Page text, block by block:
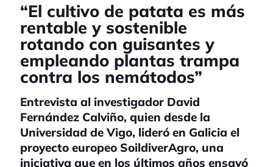
“El cultivo de patata es más
rentable y sostenible
rotando con guisantes y
empleando plantas trampa
contra los nemátodos”
Entrevista al investigador David
Fernández Calviño, quien desde la
Universidad de Vigo, lideró en Galicia el
proyecto europeo SoildiverAgro, una
iniciativa que en los últimos años ensayó